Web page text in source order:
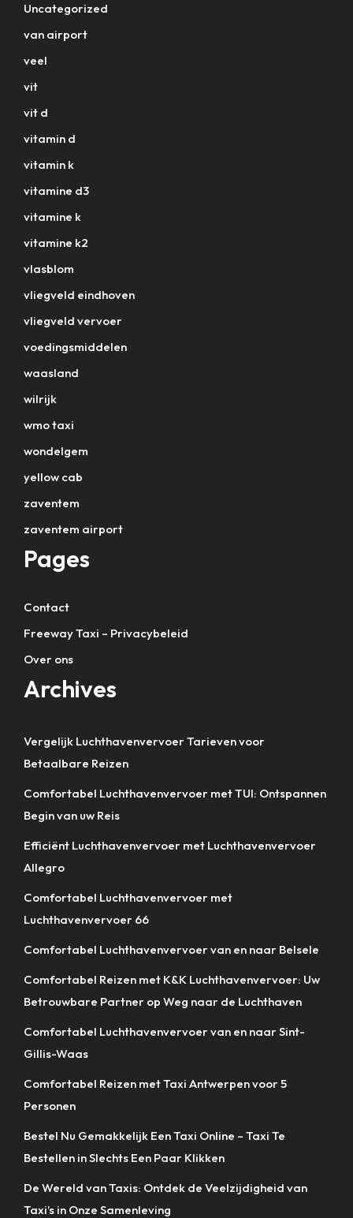
Uncategorized
van airport
veel
vit
vit d
vitamin d
vitamin k
vitamine d3
vitamine k
vitamine k2
vlasblom
vliegveld eindhoven
vliegveld vervoer
voedingsmiddelen
waasland
wilrijk
wmo taxi
wondelgem
yellow cab
zaventem
zaventem airport
Pages
Contact
Freeway Taxi – Privacybeleid
Over ons
Archives
Vergelijk Luchthavenvervoer Tarieven voor
Betaalbare Reizen
Comfortabel Luchthavenvervoer met TUI: Ontspannen
Begin van uw Reis
Efficiënt Luchthavenvervoer met Luchthavenvervoer
Allegro
Comfortabel Luchthavenvervoer met
Luchthavenvervoer 66
Comfortabel Luchthavenvervoer van en naar Belsele
Comfortabel Reizen met K&K Luchthavenvervoer: Uw
Betrouwbare Partner op Weg naar de Luchthaven
Comfortabel Luchthavenvervoer van en naar Sint-
Gillis-Waas
Comfortabel Reizen met Taxi Antwerpen voor 5
Personen
Bestel Nu Gemakkelijk Een Taxi Online – Taxi Te
Bestellen in Slechts Een Paar Klikken
De Wereld van Taxis: Ontdek de Veelzijdigheid van
Taxi’s in Onze Samenleving